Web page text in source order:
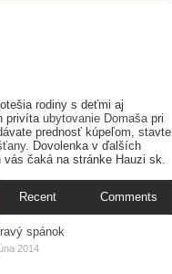
rodiny s deťmi aj
privíta ubytovanie Domašapri
prednosť kúpeľom, stavte
. Dovolenka v ďalších
vás čaká na stránke Hauzi sk.
Recent Comments
spánok
2014